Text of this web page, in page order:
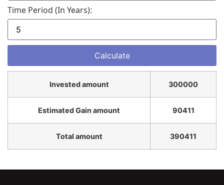
Time Period (in Years):
Invested amount 300000
Estimated Gain amount 90411
Total amount 390411